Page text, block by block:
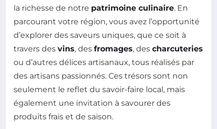
la richesse de notre patrimoine culinaire. En
parcourant votre région, vous avez l’opportunité
d’explorer des saveurs uniques, que ce soit à
travers des vins, des fromages, des charcuteries
ou d’autres délices artisanaux, tous réalisés par
des artisans passionnés. Ces trésors sont non
seulement le reflet du savoir-faire local, mais
également une invitation à savourer des
produits frais et de saison.